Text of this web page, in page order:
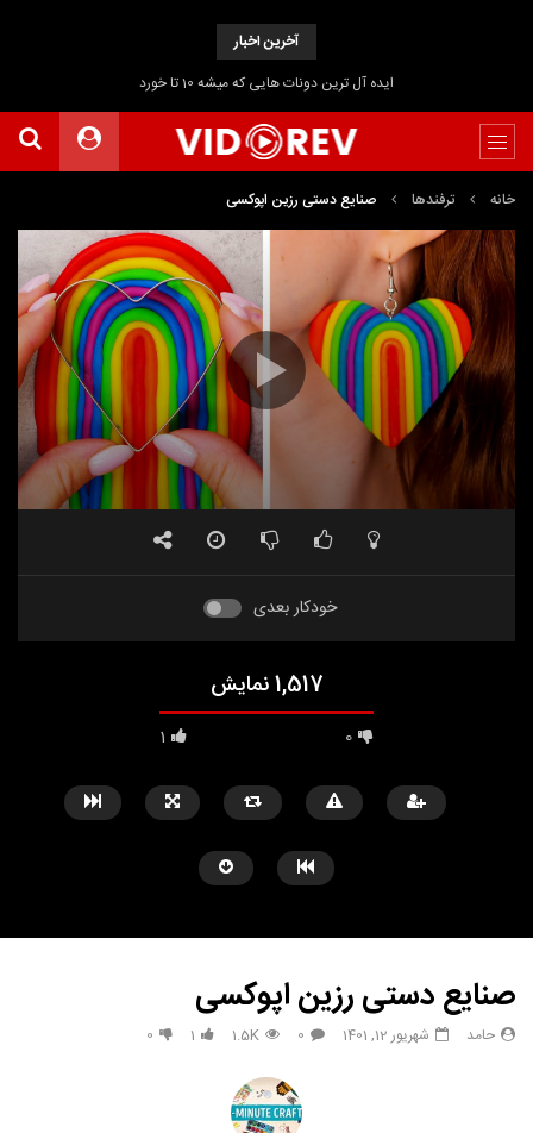
آخرین اخبار
ایده آل ترین دونات هایی که میشه 10 تا خورد
خانه ترفندها صنایع دستی رزین اپوکسی
نمایشگر
ویدیو
15:34
خودکار بعدی
1,517 نمایش
1 0
صنایع دستی رزین اپوکسی
حامد شهریور 12, 1401 0
1.5K
1
0